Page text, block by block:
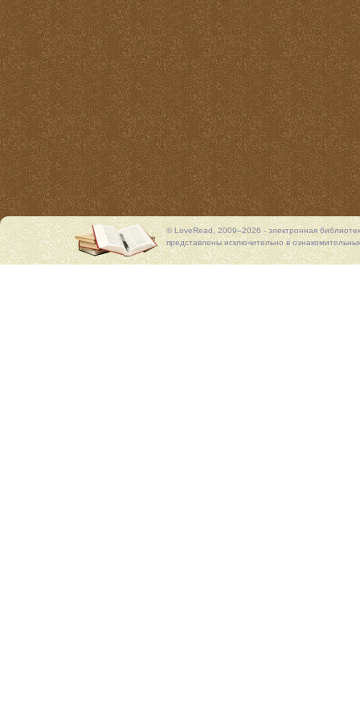
© LoveRead, 2009–2026 - электронная
представлены исключительно в